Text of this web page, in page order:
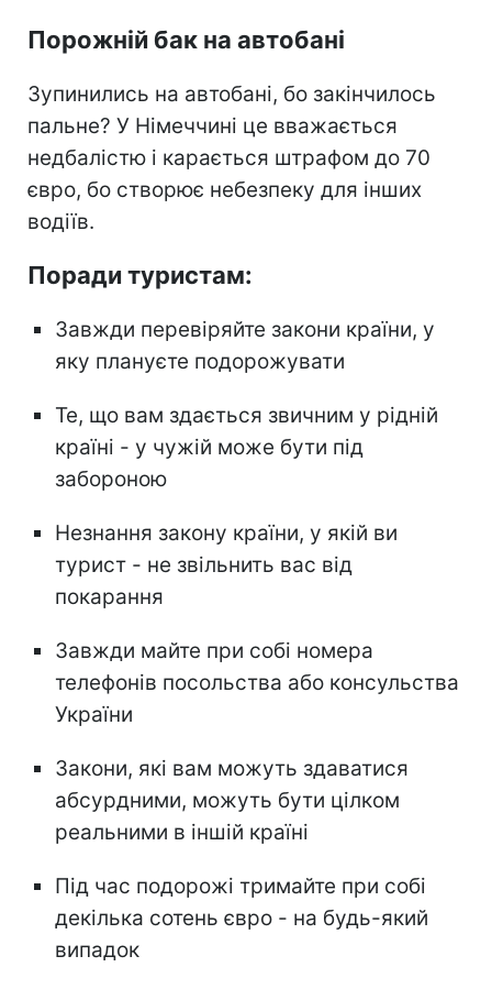
Порожній бак на автобані
Зупинились на автобані, бо закінчилось
пальне? У Німеччині це вважається
недбалістю і карається штрафом до 70
євро, бо створює небезпеку для інших
водіїв.
Поради туристам:
Завжди перевіряйте закони країни, у
яку плануєте подорожувати
Те, що вам здається звичним у рідній
країні - у чужій може бути під
забороною
Незнання закону країни, у якій ви
турист - не звільнить вас від
покарання
Завжди майте при собі номера
телефонів посольства або консульства
України
Закони, які вам можуть здаватися
абсурдними, можуть бути цілком
реальними в іншій країні
Під час подорожі тримайте при собі
декілька сотень євро - на будь-який
випадок